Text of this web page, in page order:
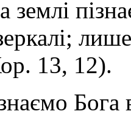
13, 12).
Бога